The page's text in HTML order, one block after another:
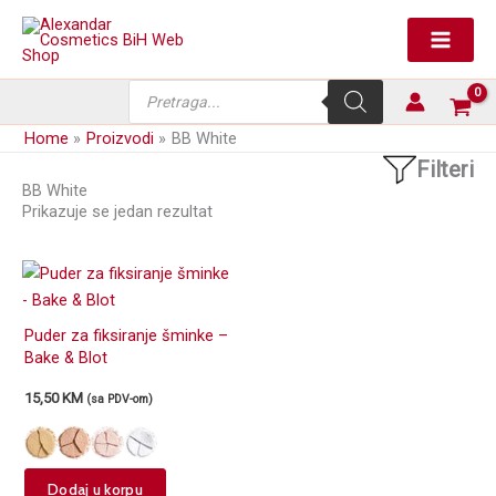
Skip
content
search
Home Proizvodi BB White
BB White
Filteri
Prikazuje se jedan rezultat
Puder za fiksiranje šminke –
Bake & Blot
15,50KM (sa PDV-om)
Dodaj u korpu